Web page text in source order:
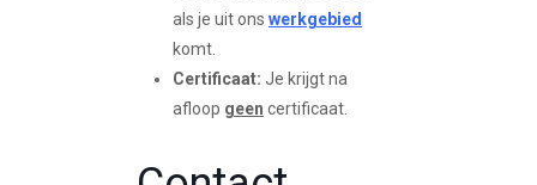
als je uit ons werkgebied
komt.
Certificaat: Je krijgt na
afloop geen certificaat.